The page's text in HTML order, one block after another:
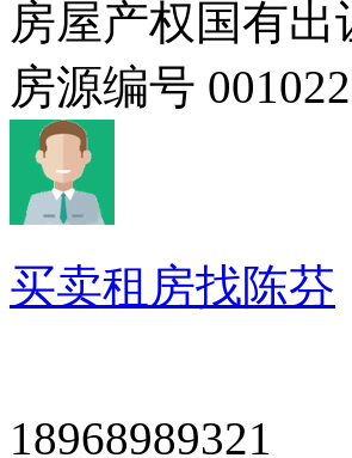
房屋产权 国有出
房源编号
买卖租房找陈芬
18968989321